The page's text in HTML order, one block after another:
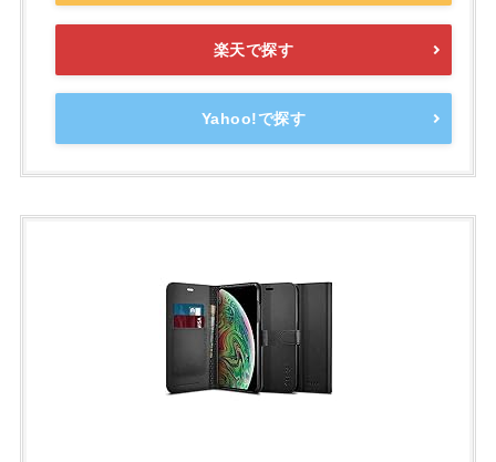
楽天で探す
Yahoo!で探す